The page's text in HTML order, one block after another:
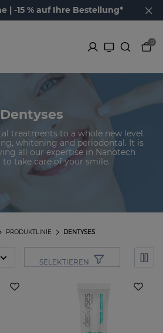
| -15 % auf Ihre Bestellung*
0
Dentyses
treatments to a whole new level.
whitening and periodontal. It is
all our expertise in Nanotech
take care of your smile.
DENTYSES
PRODUKTLINIE
SELEKTIEREN